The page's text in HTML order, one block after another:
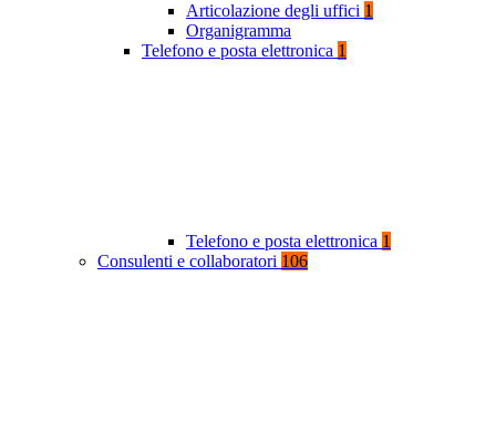
Articolazione degli uffici 1
Organigramma
Telefono e posta elettronica 1
Telefono e posta elettronica 1
Consulenti e collaboratori 106